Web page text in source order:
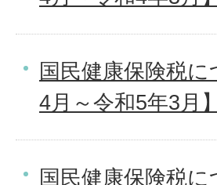
国民健康保険税
4月～令和5年3月】
国民健康保険税